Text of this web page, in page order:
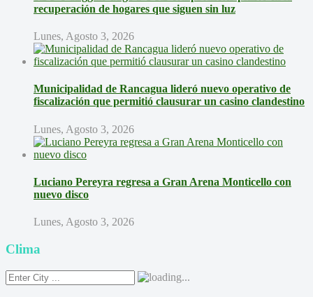
recuperación de hogares que siguen sin luz
Lunes, Agosto 3, 2026
Municipalidad de Rancagua lideró nuevo operativo de
fiscalización que permitió clausurar un casino clandestino
Lunes, Agosto 3, 2026
Luciano Pereyra regresa a Gran Arena Monticello con
nuevo disco
Lunes, Agosto 3, 2026
Clima